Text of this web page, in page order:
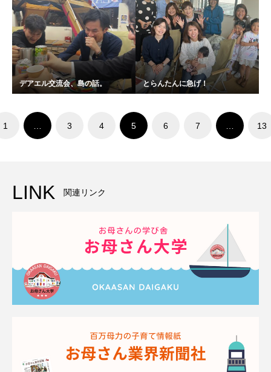
デアエル交流会、島の話。 とらんたんに急げ！
1 3 4 5 6 7 13
LINK 関連リンク